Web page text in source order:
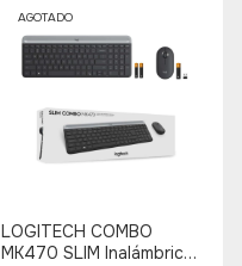
AGOTADO
LOGITECH COMBO
MK470 SLIM Inalámbrico